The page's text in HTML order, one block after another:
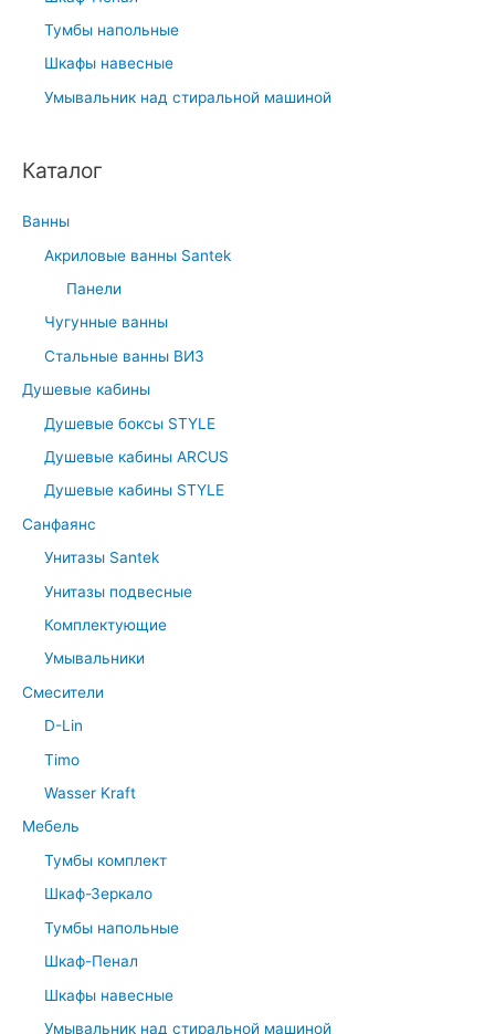
Тумбы напольные
Шкафы навесные
Умывальник над стиральной машиной
Каталог
Ванны
Акриловые ванны Santek
Панели
Чугунные ванны
Стальные ванны ВИЗ
Душевые кабины
Душевые боксы STYLE
Душевые кабины ARCUS
Душевые кабины STYLE
Санфаянс
Унитазы Santek
Унитазы подвесные
Комплектующие
Умывальники
Смесители
D-Lin
Timo
Wasser Kraft
Мебель
Тумбы комплект
Шкаф-Зеркало
Тумбы напольные
Шкаф-Пенал
Шкафы навесные
Умывальник над стиральной машиной